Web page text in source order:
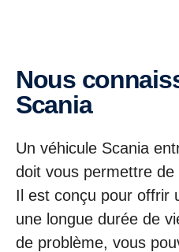
Nous connaissons votre
Scania
Un véhicule Scania
doit vous permettre
Il est conçu pour offrir
une longue durée de
de problème, vous